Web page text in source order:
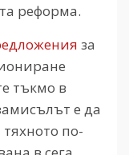
реформа.
за
тъкмо в
е да
по-